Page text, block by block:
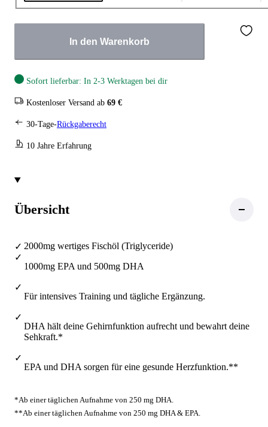
In den Warenkorb
Sofort lieferbar: In 2-3 Werktagen bei dir
Kostenloser Versand ab 69 €
30-Tage-Rückgaberecht
10 Jahre Erfahrung
Übersicht
2000mg wertiges Fischöl (Triglyceride)
1000mg EPA und 500mg DHA
Für intensives Training und tägliche Ergänzung.
DHA hält deine Gehirnfunktion aufrecht und bewahrt deine
Sehkraft.*
EPA und DHA sorgen für eine gesunde Herzfunktion.**
*Ab einer täglichen Aufnahme von 250 mg DHA.
**Ab einer täglichen Aufnahme von 250 mg DHA & EPA.